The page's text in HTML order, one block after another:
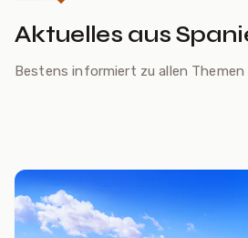
Aktuelles aus
Bestens informiert zu allen Themen
19. MAI 2026
Strandferien